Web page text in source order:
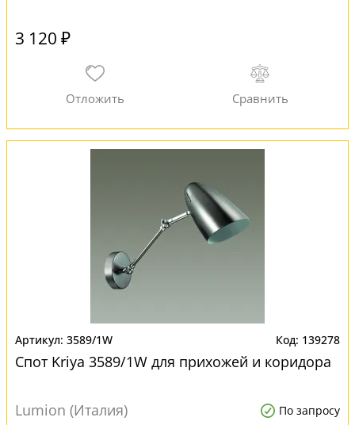
3 120 ₽
3589/1W 139278
Спот Kriya 3589/1W для прихожей и коридора
Lumion (Италия) По запросу